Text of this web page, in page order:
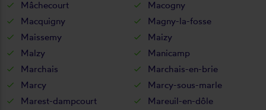
Mâchecourt
Macogny
Macquigny
Magny-la-fosse
Maissemy
Maizy
Malzy
Manicamp
Marchais
Marchais-en-brie
Marcy
Marcy-sous-marle
Marest-dampcourt
Mareuil-en-dôle